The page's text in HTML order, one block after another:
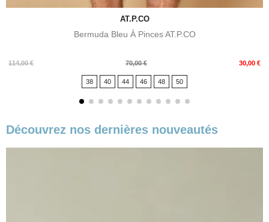
AT.P.CO
Bermuda Bleu À Pinces AT.P.CO
114,00 €
Prix
70,00 € 30,00 €
Prix
38 40 44 46 48 50
Découvrez nos dernières nouveautés